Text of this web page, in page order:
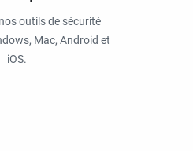
outils de sécurité
Mac, Android et
iOS.